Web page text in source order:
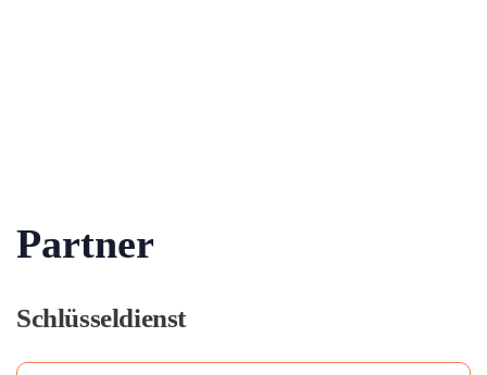
Partner
Schlüsseldienst